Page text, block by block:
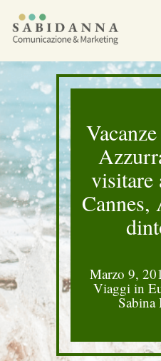
visitare
Cannes,
Marzo 9,
Viaggi in
Sabina